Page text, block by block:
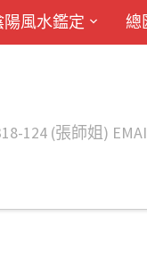
陽風水鑑定 總
(張師姐)